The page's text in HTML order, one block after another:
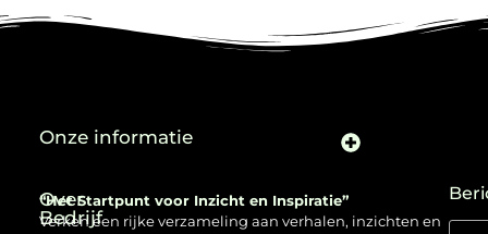
Over
Bedrijf
“Het Startpunt voor Inzicht en Inspiratie”
Verken een rijke verzameling aan verhalen, inzichten en
Onze informatie